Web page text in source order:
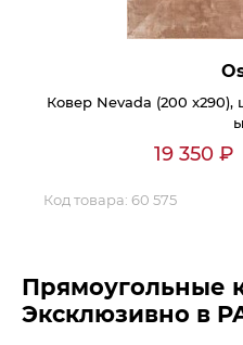
Ковер Nevada (200 x290),
19 350 ₽
Код товара: 60 575
Прямоугольные
Эксклюзивно в